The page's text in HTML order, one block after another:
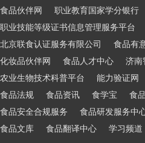
食品伙伴网
职业教育国家学分银行
职业技能等级证书信息管理服务平台
北京联食认证服务有限公司
食品有
化妆品伙伴网
食品人才中心
济南
农业生物技术科普平台
能力验证网
食品法规
食品资讯 食学宝 食
食品安全合规服务
食品研发服务中
食品文库
食品翻译中心 学习频道